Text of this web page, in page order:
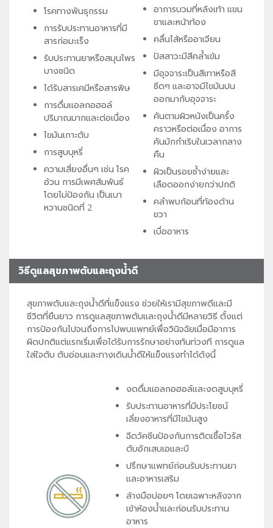
โรคทางพันธุกรรม
การรับประทานอาหารที่มี
สารก่อมะเร็ง
รับประทานยาหรือสมุนไพร
บางชนิด
ได้รับสารเคมีหรือสารพิษ
การดื่มแอลกอฮอล์
ปริมาณมากและต่อเนื่อง
ไขมันเกาะตับ
การสูบบุหรี่
ความเสี่ยงอื่นๆ เช่น โรค
อ้วน การมีเพศสัมพันธ์
โดยไม่ป้องกัน เป็นเบา
หวานชนิดที่ 2
อาการบวมที่หลังเท้า แขน
ขาและหน้าท้อง
คลื่นไส้หรืออาเจียน
ปัสสาวะมีสีคล้ำเข้ม
มีอุจจาระเป็นสีเทาหรือสี
ซีดๆ และอาจมีไขมันปน
ออกมากับอุจจาระ
คันตามผิวหนังเป็นครั้ง
คราวหรือต่อเนื่อง อาการ
คันมักกำเริบในเวลากลาง
คืน
ผิวเป็นรอยช้ำง่ายและ
เลือดออกง่ายกว่าปกติ
คลำพบก้อนที่ท้องด้าน
ขวา
เบื่ออาหาร
วิธีดูแลสุขภาพตับและถุงน้ำดี
สุขภาพตับและถุงน้ำดีที่แข็งแรง ช่วยให้เรามีสุขภาพดีและมี
ชีวิตที่ยืนยาว การดูแลสุขภาพตับและถุงน้ำดีมีหลายวิธี ตั้งแต่
การป้องกันไปจนถึงการไปพบแพทย์เพื่อวินิจฉัยเมื่อมีอาการ
ผิดปกติแต่แรกเริ่มเพื่อได้รับการรักษาอย่างทันท่วงที การดูแล
ใส่ใจตับ ตับอ่อนและทางเดินน้ำดีให้แข็งแรงทำได้ดังนี้
งดดื่มแอลกอฮอล์และงดสูบบุหรี่
รับประทานอาหารที่มีประโยชน์
เลี่ยงอาหารที่มีไขมันสูง
ฉีดวัคซีนป้องกันการติดเชื้อไวรัส
ตับอักเสบเอและบี
ปรึกษาแพทย์ก่อนรับประทานยา
และอาหารเสริม
ล้างมือบ่อยๆ โดยเฉพาะหลังจาก
เข้าห้องน้ำและก่อนรับประทาน
อาหาร